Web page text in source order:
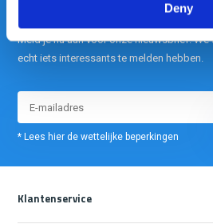
Deny
Meld je nu aan voor onze nieuwsbrief.
echt iets interessants te melden hebben.
* Lees hier de wettelijke beperkingen
Klantenservice